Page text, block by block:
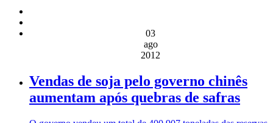
03
ago
2012
Vendas de soja pelo governo chinês
aumentam após quebras de safras